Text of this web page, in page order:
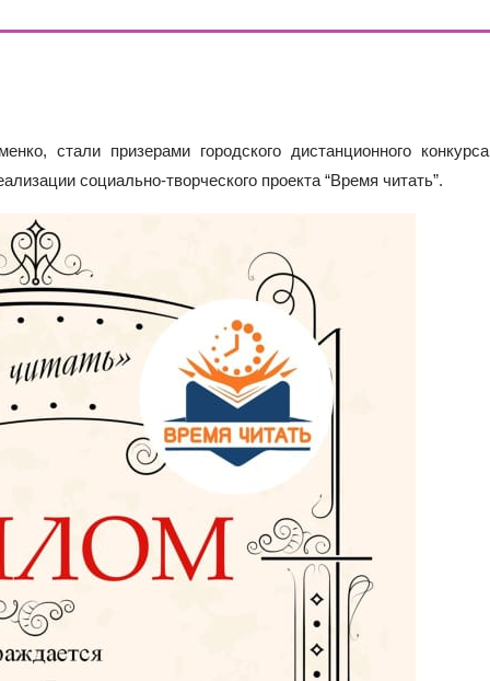
стали призерами городского дистанционного конкурса
социально-творческого проекта “Время читать”.